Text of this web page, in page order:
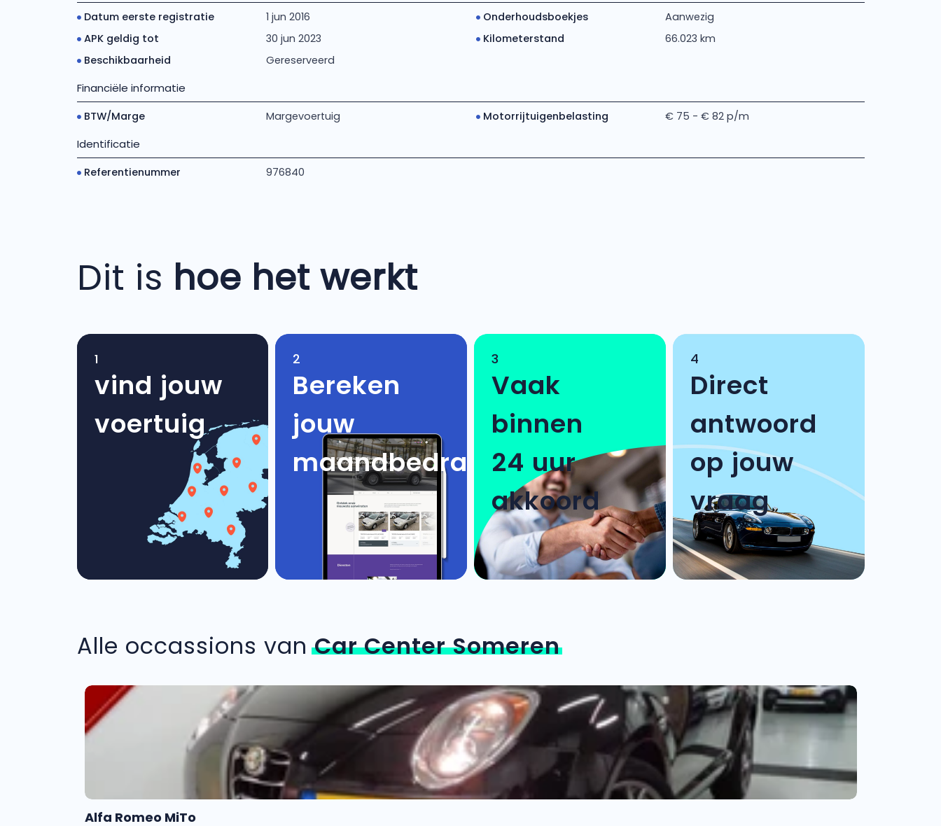
Datum eerste registratie 1 jun 2016 Onderhoudsboekjes
Aanwezig
APK geldig tot
30 jun 2023 Kilometerstand
66.023 km
Beschikbaarheid
Gereserveerd
Financiële informatie
BTW/Marge Margevoertuig Motorrijtuigenbelasting € 75 - € 82 p/m
Identificatie
Referentienummer 976840
Dit is hoe het werkt
1
vind jouw
voertuig
2
Bereken
jouw
maandbedrag
3
Vaak
binnen
24 uur
akkoord
4
Direct
antwoord
op jouw
vraag
Alle occassions vanCar Center Someren
Alfa Romeo MiTo